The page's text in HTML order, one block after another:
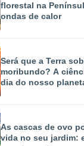
florestal na
ondas de calor
Será que a Terra
moribundo? A
dia do nosso
As cascas de ovo
vida no seu jardim: